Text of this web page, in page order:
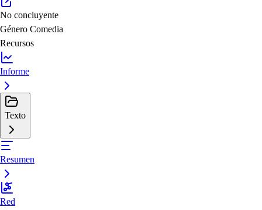
No concluyente
Género Comedia
Recursos
Informe
Texto
Resumen
Red